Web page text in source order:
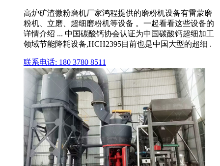
高炉矿渣微粉磨机厂家鸿程提供的磨粉机设备有雷蒙磨
粉机、立磨、超细磨粉机等设备 。一起看看这些设备的
详情介绍 ... 中国碳酸钙协会认证为中国碳酸钙超细加工
领域节能降耗设备,HCH2395目前也是中国大型的超细 .
联系电话: 180 3780 8511